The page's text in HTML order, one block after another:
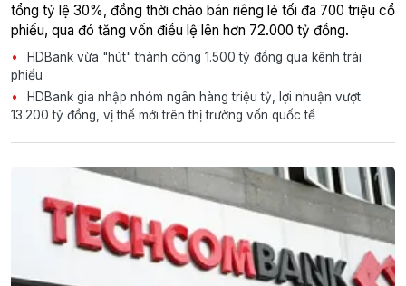
tổng tỷ lệ 30%, đồng thời chào bán riêng lẻ tối đa 700 triệu cổ
phiếu, qua đó tăng vốn điều lệ lên hơn 72.000 tỷ đồng.
HDBank vừa "hút" thành công 1.500 tỷ đồng qua kênh trái
phiếu
HDBank gia nhập nhóm ngân hàng triệu tỷ, lợi nhuận vượt
13.200 tỷ đồng, vị thế mới trên thị trường vốn quốc tế